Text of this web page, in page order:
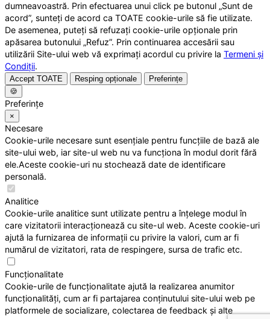
dumneavoastră. Prin efectuarea unui click pe butonul „Sunt de
acord”, sunteți de acord ca TOATE cookie-urile să fie utilizate.
De asemenea, puteți să refuzați cookie-urile opționale prin
apăsarea butonului „Refuz”. Prin continuarea accesării sau
utilizării Site-ului web vă exprimați acordul cu privire la Termeni și
Condiții.
Accept TOATE Resping opționale
Preferințe
🍪
Preferințe
×
Necesare
Cookie-urile necesare sunt esențiale pentru funcțiile de bază ale
site-ului web, iar site-ul web nu va funcționa în modul dorit fără
ele.Aceste cookie-uri nu stochează date de identificare
personală.
Analitice
Cookie-urile analitice sunt utilizate pentru a înțelege modul în
care vizitatorii interacționează cu site-ul web. Aceste cookie-uri
ajută la furnizarea de informații cu privire la valori, cum ar fi
numărul de vizitatori, rata de respingere, sursa de trafic etc.
Funcționalitate
Cookie-urile de funcționalitate ajută la realizarea anumitor
funcționalități, cum ar fi partajarea conținutului site-ului web pe
platformele de socializare, colectarea de feedback și alte